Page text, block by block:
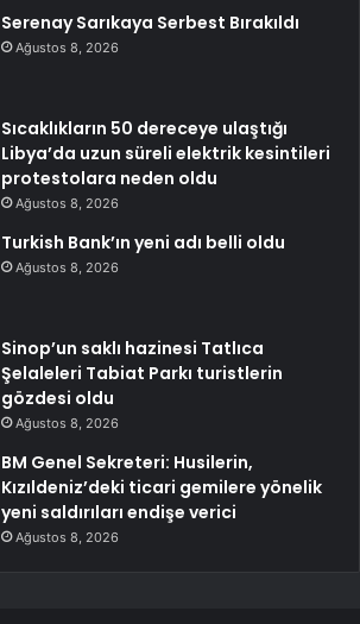
Serenay Sarıkaya Serbest Bırakıldı
Ağustos 8, 2026
Sıcaklıkların 50 dereceye ulaştığı
Libya’da uzun süreli elektrik kesintileri
protestolara neden oldu
Ağustos 8, 2026
Turkish Bank’ın yeni adı belli oldu
Ağustos 8, 2026
Sinop’un saklı hazinesi Tatlıca
Şelaleleri Tabiat Parkı turistlerin
gözdesi oldu
Ağustos 8, 2026
BM Genel Sekreteri: Husilerin,
Kızıldeniz’deki ticari gemilere yönelik
yeni saldırıları endişe verici
Ağustos 8, 2026